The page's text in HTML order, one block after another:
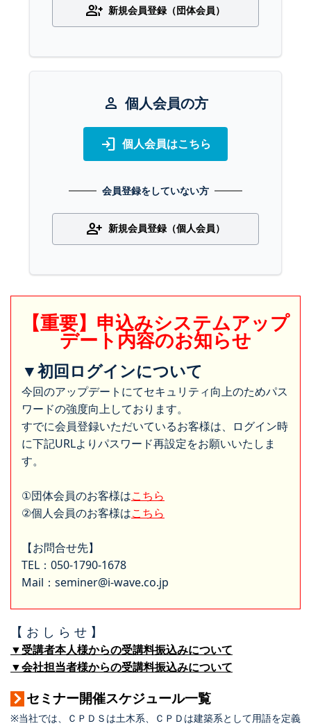
group_add 新規会員登録（団体会員）
person 個人会員の方
login 個人会員はこちら
会員登録をしていない方
person_add 新規会員登録（個人会員）
【重要】申込みシステムアップ
デート内容のお知らせ
▼初回ログインについて
今回のアップデートにてセキュリティ向上のためパス
ワードの強度向上しております。
すでに会員登録いただいているお客様は、ログイン時
に下記URLよりパスワード再設定をお願いいたしま
す。
①団体会員のお客様はこちら
②個人会員のお客様はこちら
【お問合せ先】
TEL：050-1790-1678
Mail：seminer@i-wave.co.jp
【 お し ら せ 】
▼受講者本人様からの受講料振込みについて
▼会社担当者様からの受講料振込みについて
セミナー開催スケジュール一覧
※当社では、ＣＰＤＳは土木系、ＣＰＤは建築系として用語を定義